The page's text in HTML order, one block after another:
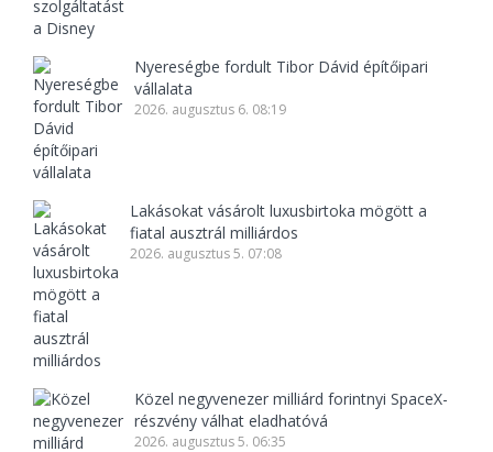
Nyereségbe fordult Tibor Dávid építőipari
vállalata
2026. augusztus 6. 08:19
Lakásokat vásárolt luxusbirtoka mögött a
fiatal ausztrál milliárdos
2026. augusztus 5. 07:08
Közel negyvenezer milliárd forintnyi SpaceX-
részvény válhat eladhatóvá
2026. augusztus 5. 06:35